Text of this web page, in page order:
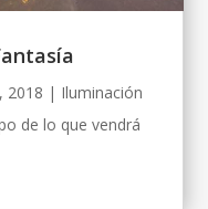
2018 | Iluminación
de lo que vendrá